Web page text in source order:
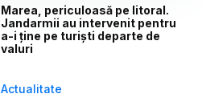
Marea, periculoasă pe litoral.
Jandarmii au intervenit pentru
a-i ține pe turiști departe de
valuri
Actualitate